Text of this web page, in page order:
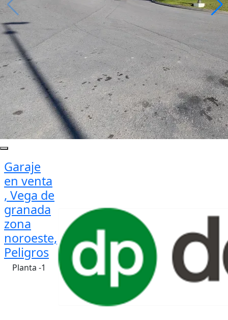
Garaje
en venta
, Vega de
granada
zona
noroeste,
Peligros
Planta -1